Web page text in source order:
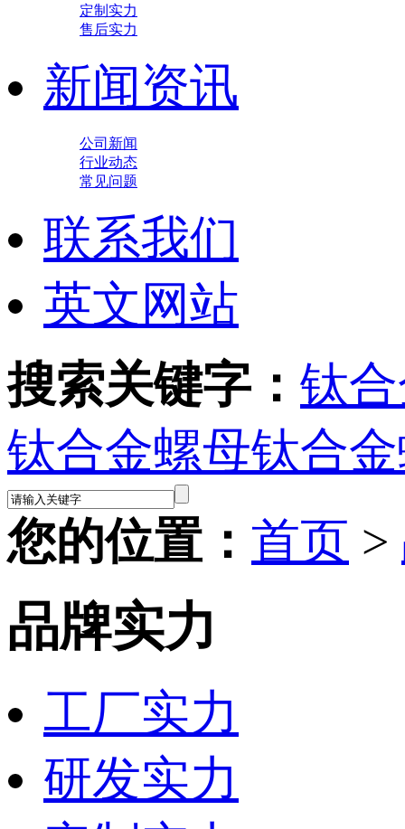
定制实力
售后实力
新闻资讯
公司新闻
行业动态
常见问题
联系我们
英文网站
搜索关键字： 钛
钛合金螺母钛合
您的位置： 首页 >
品牌实力
工厂实力
研发实力